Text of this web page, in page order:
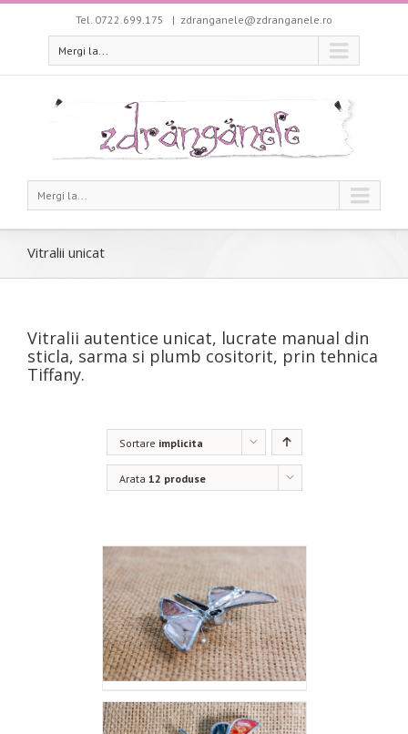
Tel. 0722.699.175 | zdranganele@zdranganele.ro
Mergi la...
Mergi la...
Vitralii unicat
Vitralii autentice unicat, lucrate manual din
sticla, sarma si plumb cositorit, prin tehnica
Tiffany.
Sortare implicita
Arata 12 produse
Libelula
60.00lei
Citește mai
mult
Detalii